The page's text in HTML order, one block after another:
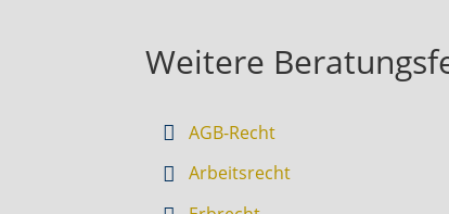
Weitere
AGB-Recht
Arbeitsrecht